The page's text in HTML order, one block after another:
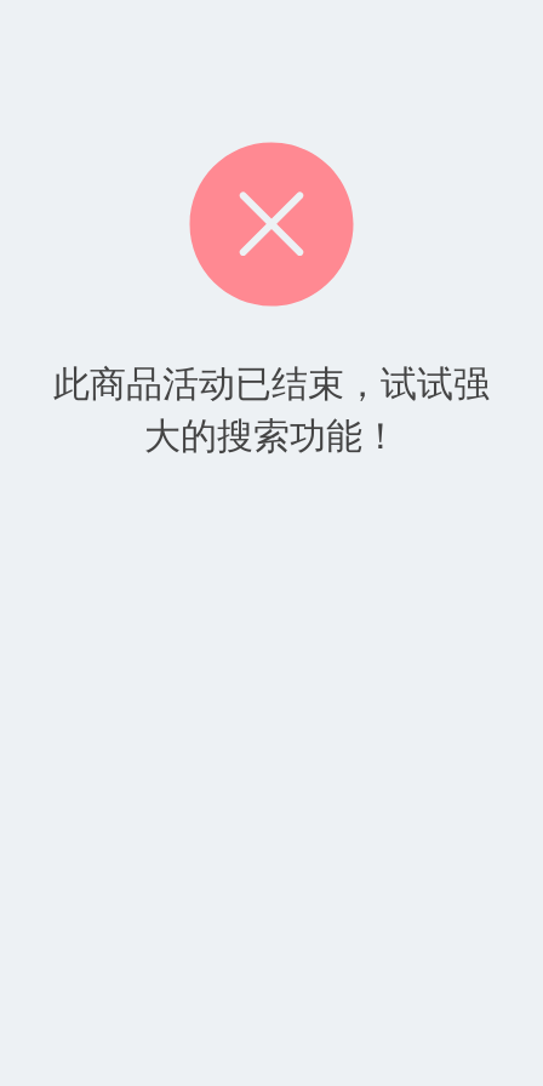
此商品活动已结束，试试强
大的搜索功能！